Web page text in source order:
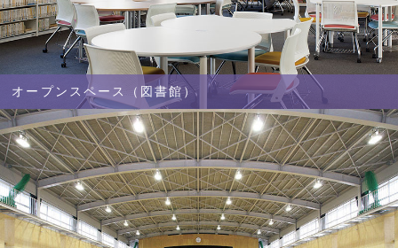
オープンスペース（図書館）